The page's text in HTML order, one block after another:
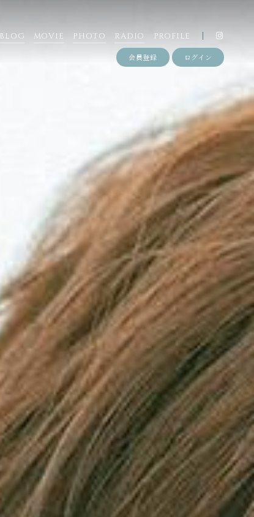
BLOG MOVIE PHOTO RADIO PROFILE
会員登録 ログイン